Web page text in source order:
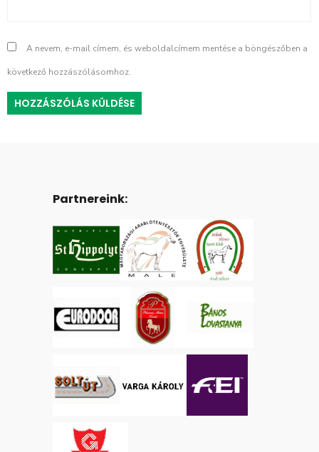
A nevem, e-mail címem, és weboldalcímem mentése a böngészőben a
következő hozzászólásomhoz.
Partnereink: